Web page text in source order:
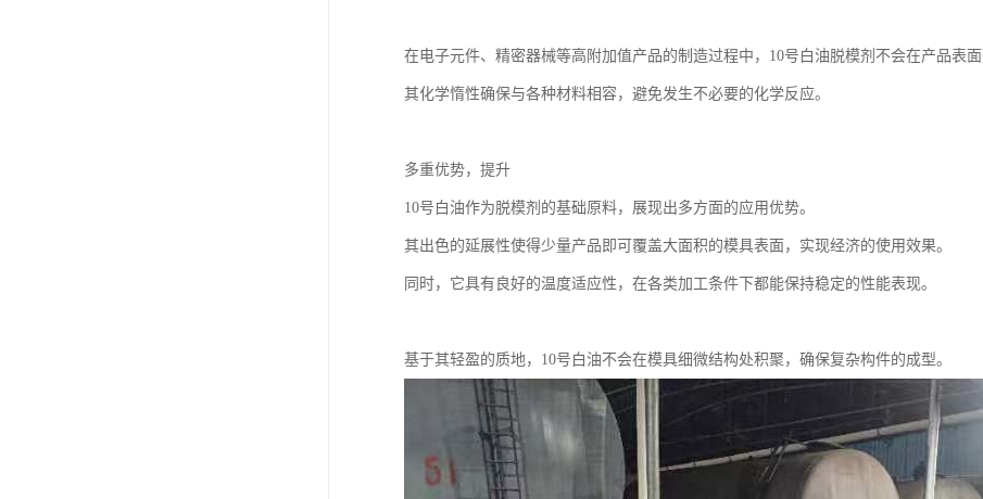
在电子元件、精密器械等高附加值产品的制造过程中，10号白油脱模剂不会在产品表
其化学惰性确保与各种材料相容，避免发生不必要的化学反应。
多重优势，提升
10号白油作为脱模剂的基础原料，展现出多方面的应用优势。
其出色的延展性使得少量产品即可覆盖大面积的模具表面，实现经济的使用效果。
同时，它具有良好的温度适应性，在各类加工条件下都能保持稳定的性能表现。
基于其轻盈的质地，10号白油不会在模具细微结构处积聚，确保复杂构件的成型。